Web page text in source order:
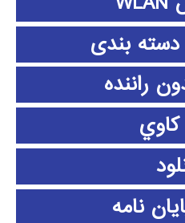
دسته بندی
راننده
كاوي
نامه